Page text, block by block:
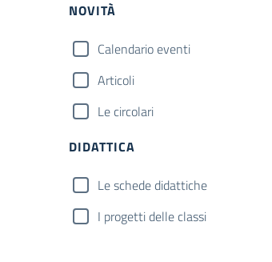
NOVITÀ
Calendario eventi
Articoli
Le circolari
DIDATTICA
Le schede didattiche
I progetti delle classi